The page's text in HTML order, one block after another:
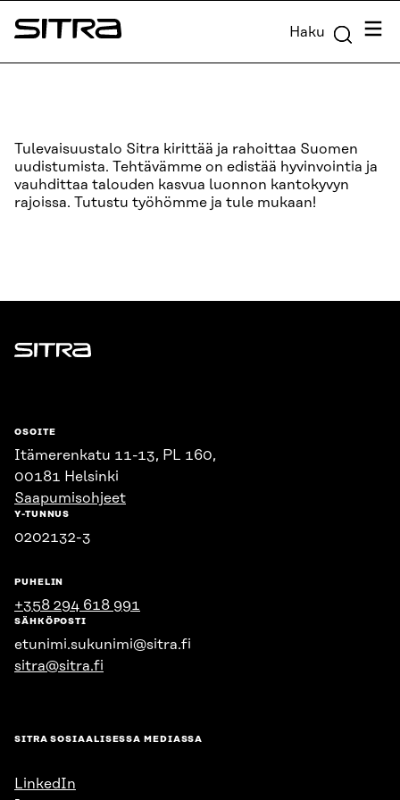
Siirry
suoraan
Sitra Haku
Tulevaisuustalo Sitra kirittää ja rahoittaa Suomen
uudistumista. Tehtävämme on edistää hyvinvointia ja
vauhdittaa talouden kasvua luonnon kantokyvyn
rajoissa. Tutustu työhömme ja tule mukaan!
Sitra
OSOITE
Itämerenkatu 11-13, PL 160,
00181 Helsinki
Saapumisohjeet
Y-TUNNUS
0202132-3
PUHELIN
+358 294 618 991
SÄHKÖPOSTI
etunimi.sukunimi@sitra.fi
sitra@sitra.fi
SITRA SOSIAALISESSA MEDIASSA
LinkedIn